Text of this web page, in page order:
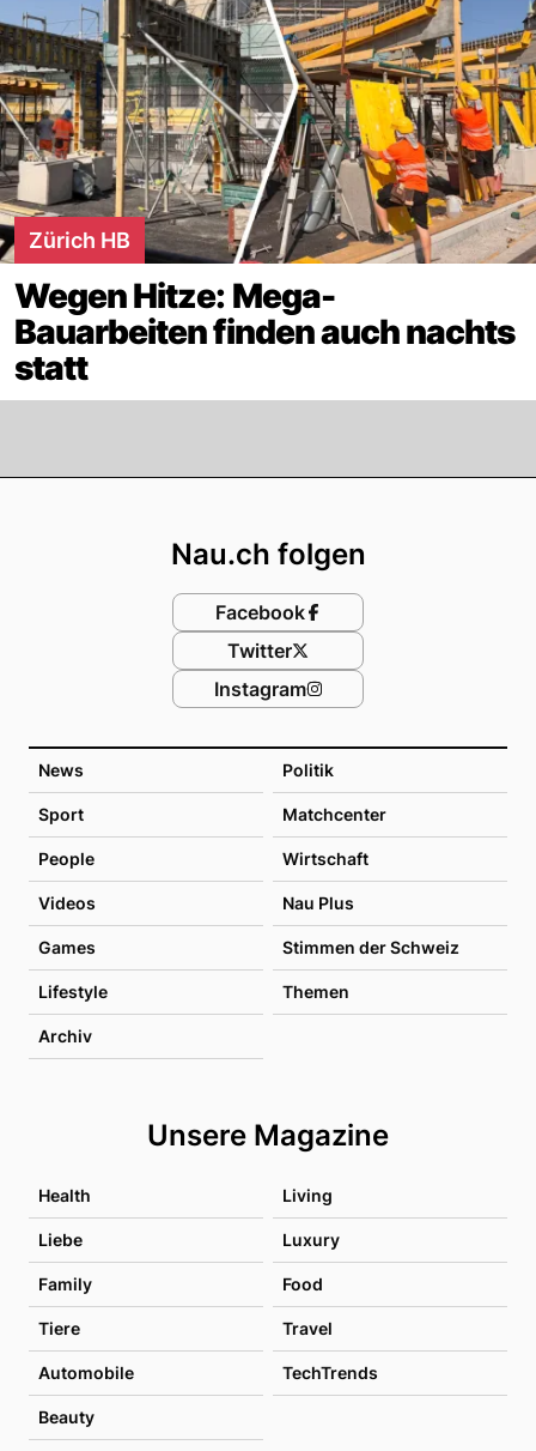
Zürich HB
Wegen Hitze: Mega-
Bauarbeiten finden auch nachts
statt
News Politik
Sport Matchcenter
People Wirtschaft
Videos Nau Plus
Games Stimmen der Schweiz
Lifestyle Themen
Archiv
Unsere Magazine
Health Living
Liebe Luxury
Family Food
Tiere Travel
Automobile TechTrends
Beauty
Nau.ch folgen
Facebook
Twitter
Instagram